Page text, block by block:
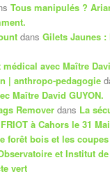
Tous manipulés ?
dansGilets Jaunes
médical avec Maître
| anthropo-pedagogie
Maître David GUYON.
Remover dans La
à Cahors le 31
forêt bois et les
et Institut
vert